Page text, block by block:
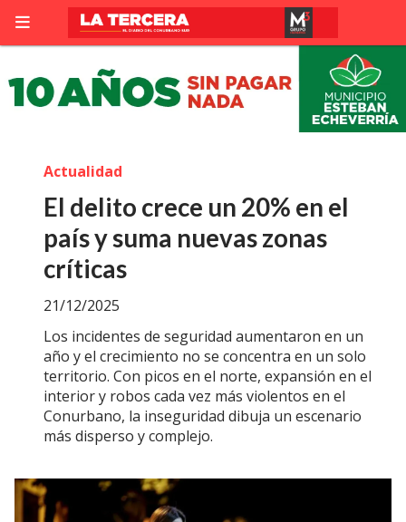
El delito crece un 20% en el
país y suma nuevas zonas
críticas
Los incidentes de seguridad aumentaron en un
año y el crecimiento no se concentra en un solo
territorio. Con picos en el norte, expansión en el
interior y robos cada vez más violentos en el
Conurbano, la inseguridad dibuja un escenario
más disperso y complejo.
Actualidad
21/12/2025